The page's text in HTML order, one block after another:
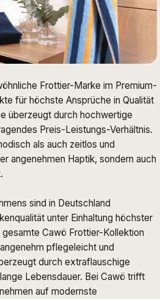
Frottier-Marke im Premium-
für höchste Ansprüche in Qualität
überzeugt durch hochwertige
Preis-Leistungs-Verhältnis.
als auch zeitlos und
angenehmen Haptik, sondern auch
sind in Deutschland
unter Einhaltung höchster
Cawö Frottier-Kollektion
pflegeleicht und
durch extraflauschige
Lebensdauer. Bei Cawö trifft
auf modernste